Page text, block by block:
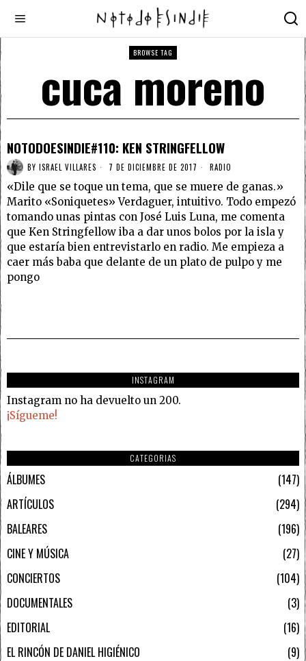
BROWSE TAG
cuca moreno
NOTODOESINDIE#110: KEN STRINGFELLOW
BY ISRAEL VILLARES 7 DE DICIEMBRE DE 2017 RADIO
«Dile que se toque un tema, que se muere de ganas.»
Marito «Soniquetes» Verdaguer, intuitivo. Todo empezó
tomando unas pintas con José Luis Luna, me comenta
que Ken Stringfellow iba a dar unos bolos por la isla y
que estaría bien entrevistarlo en radio. Me empieza a
caer más baba que delante de un plato de pulpo y me
pongo
INSTAGRAM
Instagram no ha devuelto un 200.
¡Sígueme!
CATEGORIAS
ÁLBUMES
147
ARTÍCULOS
294
BALEARES
196
CINE Y MÚSICA
27
CONCIERTOS
104
DOCUMENTALES
3
EDITORIAL
16
EL RINCÓN DE DANIEL HIGIÉNICO
9